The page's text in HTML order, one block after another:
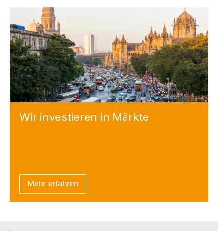
Wir investieren in Märkte
Mehr erfahren